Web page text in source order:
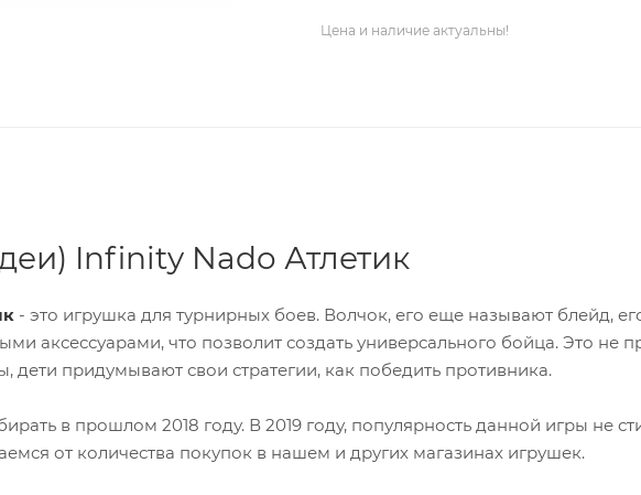
Цена и наличие актуальны!
Infinity Nado Атлетик
- это игрушка для турнирных боев. Волчок, его еще называют блейд,
аксессуарами, что позволит создать универсального бойца. Это не
дети придумывают свои стратегии, как победить противника.
в прошлом 2018 году. В 2019 году, популярность данной игры не
от количества покупок в нашем и других магазинах игрушек.